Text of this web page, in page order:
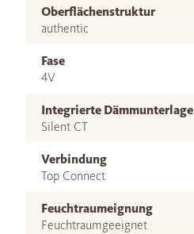
Oberflächenstruktur
authentic
Fase
4V
Integrierte Dämmunterlage
Silent CT
Verbindung
Top Connect
Feuchtraumeignung
Feuchtraumgeeignet